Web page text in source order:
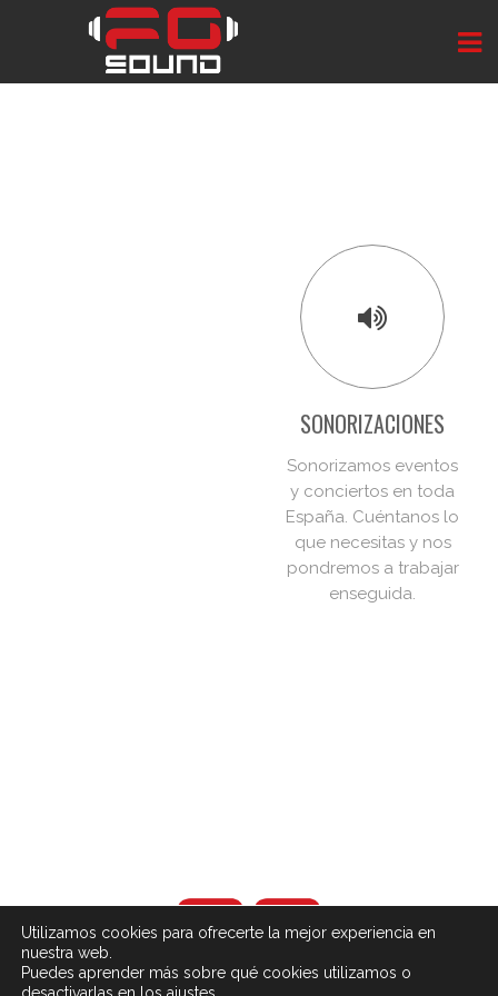
SONORIZACIONES
Sonorizamos eventos
y conciertos en toda
España. Cuéntanos lo
que necesitas y nos
pondremos a trabajar
enseguida.
Utilizamos cookies para ofrecerte la mejor experiencia en
nuestra web.
Puedes aprender más sobre qué cookies utilizamos o